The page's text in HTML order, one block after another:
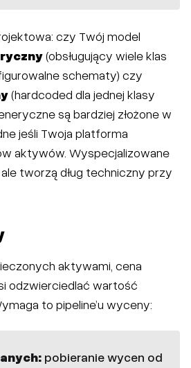
czy Twój model
(obsługujący wiele klas
schematy) czy
(hardcoded dla jednej klasy
są bardziej złożone w
jeśli Twoja platforma
aktywów. Wyspecjalizowane
tworzą dług techniczny przy
aktywami, cena
odzwierciedlać wartość
to pipeline’u wyceny:
pobieranie wycen od